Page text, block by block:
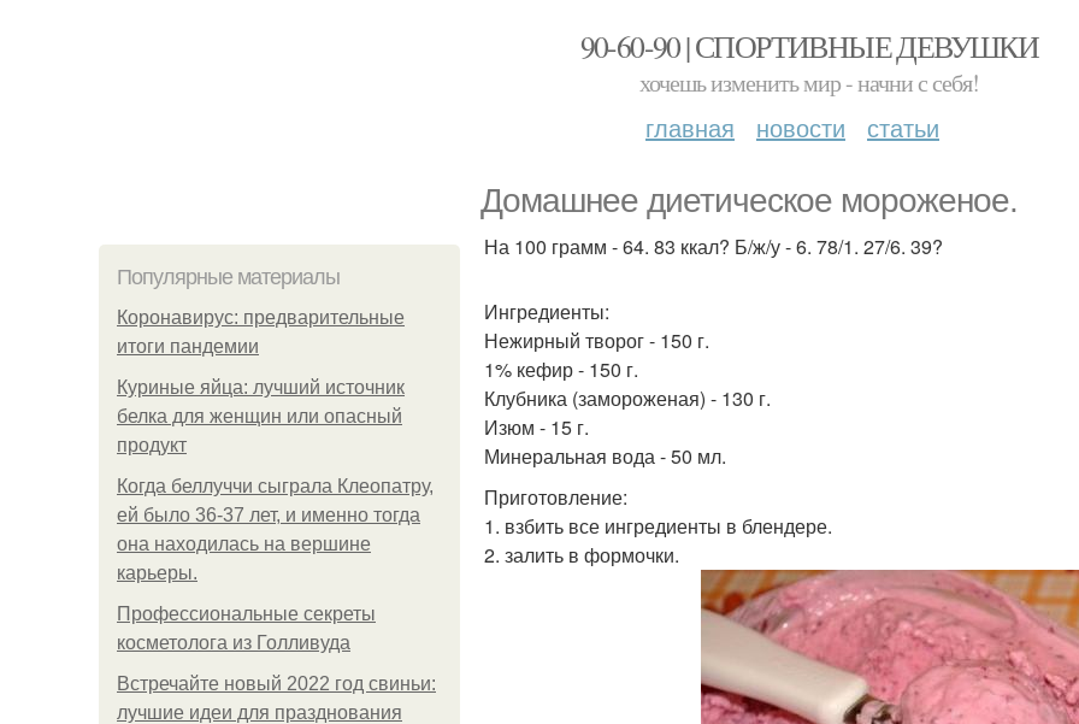
90-60-90 | СПОРТИВНЫЕ ДЕВУШКИ
хочешь изменить мир - начни с себя!
главная новости статьи
Домашнее диетическое мороженое.
Популярные материалы
Коронавирус: предварительные
итоги пандемии
Куриные яйца: лучший источник
белка для женщин или опасный
продукт
Когда беллуччи сыграла Клеопатру,
ей было 36-37 лет, и именно тогда
она находилась на вершине
карьеры.
Профессиональные секреты
косметолога из Голливуда
Встречайте новый 2022 год свиньи:
лучшие идеи для празднования
На 100 грамм - 64. 83 ккал? Б/ж/у - 6. 78/1. 27/6. 39?
Ингредиенты:
Нежирный творог - 150 г.
1% кефир - 150 г.
Клубника (замороженая) - 130 г.
Изюм - 15 г.
Минеральная вода - 50 мл.
Приготовление:
1. взбить все ингредиенты в блендере.
2. залить в формочки.